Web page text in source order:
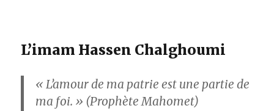
L’imam Hassen Chalghoumi
« L’amour de ma patrie est une partie de
ma foi. » (Prophète Mahomet)